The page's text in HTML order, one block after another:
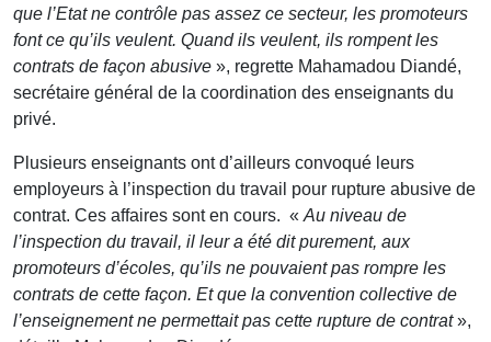
que l’Etat ne contrôle pas assez ce secteur, les promoteurs
font ce qu’ils veulent. Quand ils veulent, ils rompent les
contrats de façon abusive », regrette Mahamadou Diandé,
secrétaire général de la coordination des enseignants du
privé.
Plusieurs enseignants ont d’ailleurs convoqué leurs
employeurs à l’inspection du travail pour rupture abusive de
contrat. Ces affaires sont en cours. « Au niveau de
l’inspection du travail, il leur a été dit purement, aux
promoteurs d’écoles, qu’ils ne pouvaient pas rompre les
contrats de cette façon. Et que la convention collective de
l’enseignement ne permettait pas cette rupture de contrat»,